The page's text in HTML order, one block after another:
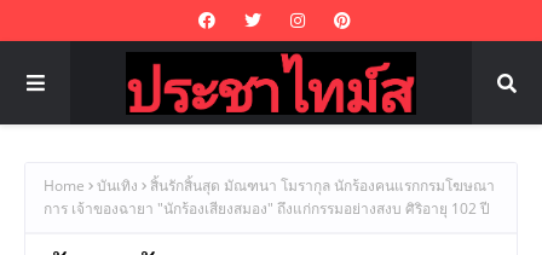
Home บันเทิง
สิ้นรักสิ้นสุด มัณฑนา โมรากุล นักร้องคนแรกกรมโฆษณา
การ เจ้าของฉายา "นักร้องเสียงสมอง" ถึงแก่กรรมอย่างสงบ ศิริอายุ 102 ปี